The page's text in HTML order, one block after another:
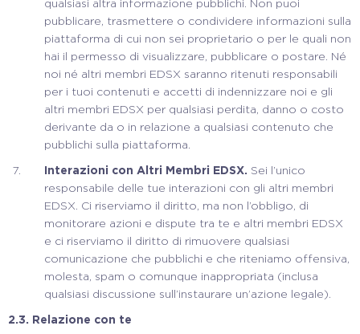
qualsiasi altra informazione pubblichi. Non puoi
pubblicare, trasmettere o condividere informazioni sulla
piattaforma di cui non sei proprietario o per le quali non
hai il permesso di visualizzare, pubblicare o postare. Né
noi né altri membri EDSX saranno ritenuti responsabili
per i tuoi contenuti e accetti di indennizzare noi e gli
altri membri EDSX per qualsiasi perdita, danno o costo
derivante da o in relazione a qualsiasi contenuto che
pubblichi sulla piattaforma.
Interazioni con Altri Membri EDSX. Sei l’unico
responsabile delle tue interazioni con gli altri membri
EDSX. Ci riserviamo il diritto, ma non l’obbligo, di
monitorare azioni e dispute tra te e altri membri EDSX
e ci riserviamo il diritto di rimuovere qualsiasi
comunicazione che pubblichi e che riteniamo offensiva,
molesta, spam o comunque inappropriata (inclusa
qualsiasi discussione sull’instaurare un’azione legale).
2.3. Relazione con te